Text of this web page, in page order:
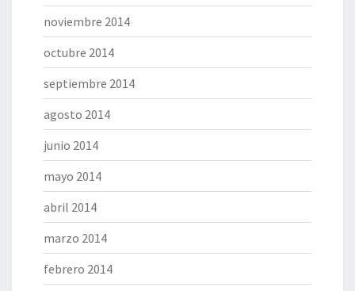
noviembre 2014
octubre 2014
septiembre 2014
agosto 2014
junio 2014
mayo 2014
abril 2014
marzo 2014
febrero 2014